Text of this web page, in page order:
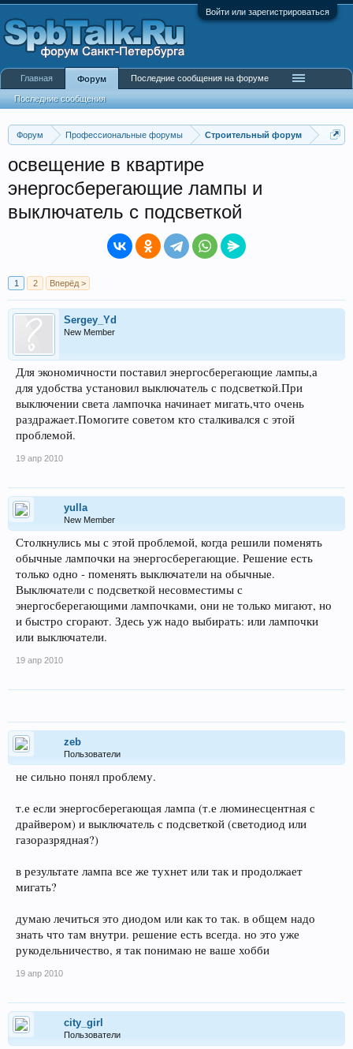
Войти или зарегистрироваться
Форум Профессиональные форумы Строительный форум
освещение в квартире
энергосберегающие лампы и
выключатель с подсветкой
1 2 Вперёд >
Sergey_Yd
New Member
Для экономичности поставил энергосберегающие лампы,а
для удобства установил выключатель с подсветкой.При
выключении света лампочка начинает мигать,что очень
раздражает.Помогите советом кто сталкивался с этой
проблемой.
19 апр 2010
yulla
New Member
Столкнулись мы с этой проблемой, когда решили поменять
обычные лампочки на энергосберегающие. Решение есть
только одно - поменять выключатели на обычные.
Выключатели с подсветкой несовместимы с
энергосберегающими лампочками, они не только мигают, но
и быстро сгорают. Здесь уж надо выбирать: или лампочки
или выключатели.
19 апр 2010
zeb
Пользователи
не сильно понял проблему.
т.е если энергосберегающая лампа (т.е люминесцентная с
драйвером) и выключатель с подсветкой (светодиод или
газоразрядная?)
в результате лампа все же тухнет или так и продолжает
мигать?
думаю лечиться это диодом или как то так. в общем надо
знать что там внутри. решение есть всегда. но это уже
рукодельничество, я так понимаю не ваше хобби
19 апр 2010
city_girl
Пользователи
Главная Форум
Последние сообщения
Последние сообщения на форуме